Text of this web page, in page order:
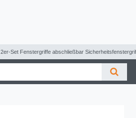
2er-Set Fenstergriffe abschließbar